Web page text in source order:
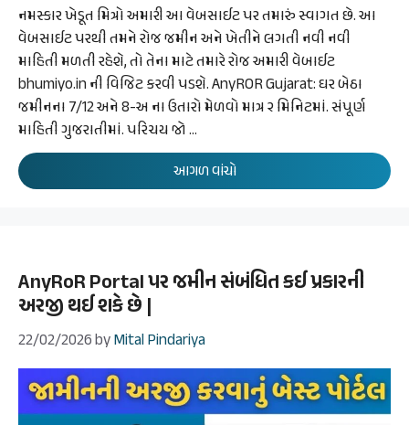
નમસ્કાર ખેડૂત મિત્રો અમારી આ વેબસાઈટ પર તમારું સ્વાગત છે. આ
વેબસાઈટ પરથી તમને રોજ જમીન અને ખેતીને લગતી નવી નવી
માહિતી મળતી રહેશે, તો તેના માટે તમારે રોજ અમારી વેબાઈટ
bhumiyo.in ની વિજિટ કરવી પડશે. AnyROR Gujarat: ઘર બેઠા
જમીનના 7/12 અને 8-અ ના ઉતારો મેળવો માત્ર ૨ મિનિટમાં. સંપૂર્ણ
માહિતી ગુજરાતીમાં. પરિચય જો …
આગળ વાંચો
AnyRoR Portal પર જમીન સંબંધિત કઈ પ્રકારની
અરજી થઈ શકે છે |
22/02/2026byMital Pindariya